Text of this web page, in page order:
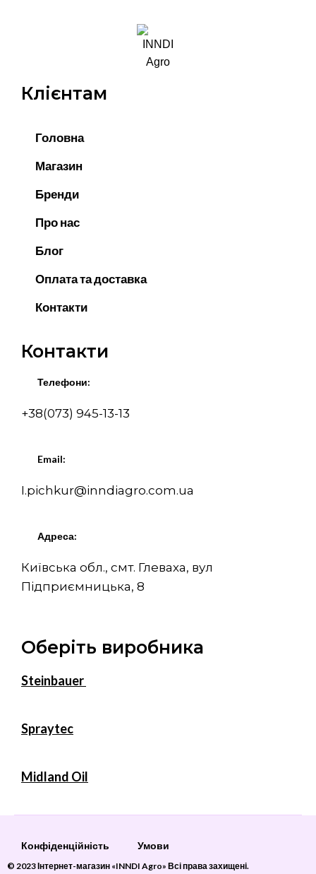
Клієнтам
Головна
Магазин
Бренди
Про нас
Блог
Оплата та доставка
Контакти
Контакти
Телефони:
+38(073) 945-13-13
Email:
I.pichkur@inndiagro.com.ua
Адреса:
Київська обл., смт. Глеваха, вул
Підприємницька, 8
Оберіть виробника
Steinbauer
Spraytec
Midland Oil
Конфіденційність Умови
© 2023 Інтернет-магазин «INNDI Agro» Всі права захищені.